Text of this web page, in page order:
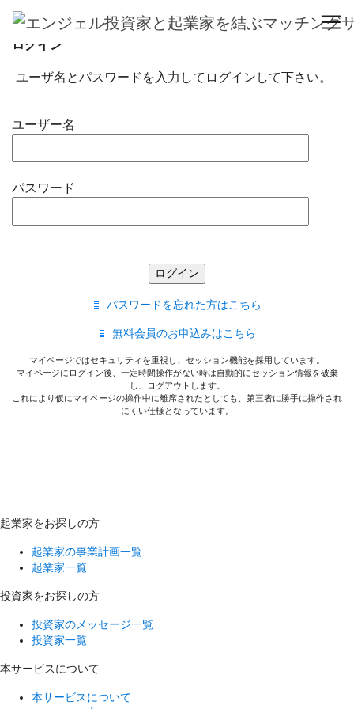
ログイン
ユーザ名とパスワードを入力してログインして下さい。
ユーザー名
パスワード
パスワードを忘れた方はこちら
無料会員のお申込みはこちら
マイページではセキュリティを重視し、セッション機能を採用しています。
マイページにログイン後、一定時間操作がない時は自動的にセッション情報を破棄
し、ログアウトします。
これにより仮にマイページの操作中に離席されたとしても、第三者に勝手に操作され
にくい仕様となっています。
起業家をお探しの方
起業家の事業計画一覧
起業家一覧
投資家をお探しの方
投資家のメッセージ一覧
投資家一覧
本サービスについて
本サービスについて